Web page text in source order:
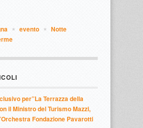
evento
Notte
per”La Terrazza della
il Ministro del Turismo Mazzi,
Fondazione Pavarotti